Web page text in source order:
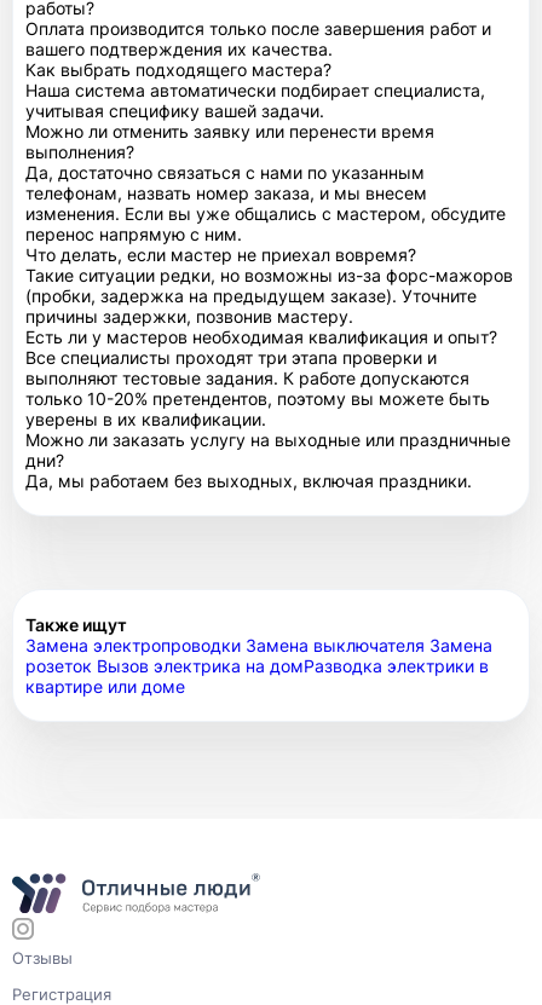
работы?
Оплата производится только после завершения работ и
вашего подтверждения их качества.
Как выбрать подходящего мастера?
Наша система автоматически подбирает специалиста,
учитывая специфику вашей задачи.
Можно ли отменить заявку или перенести время
выполнения?
Да, достаточно связаться с нами по указанным
телефонам, назвать номер заказа, и мы внесем
изменения. Если вы уже общались с мастером, обсудите
перенос напрямую с ним.
Что делать, если мастер не приехал вовремя?
Такие ситуации редки, но возможны из-за форс-мажоров
(пробки, задержка на предыдущем заказе). Уточните
причины задержки, позвонив мастеру.
Есть ли у мастеров необходимая квалификация и опыт?
Все специалисты проходят три этапа проверки и
выполняют тестовые задания. К работе допускаются
только 10-20% претендентов, поэтому вы можете быть
уверены в их квалификации.
Можно ли заказать услугу на выходные или праздничные
дни?
Да, мы работаем без выходных, включая праздники.
Также ищут
Замена электропроводки Замена выключателя Замена
розеток Вызов электрика на домРазводка электрики в
квартире или доме
Отзывы
Регистрация